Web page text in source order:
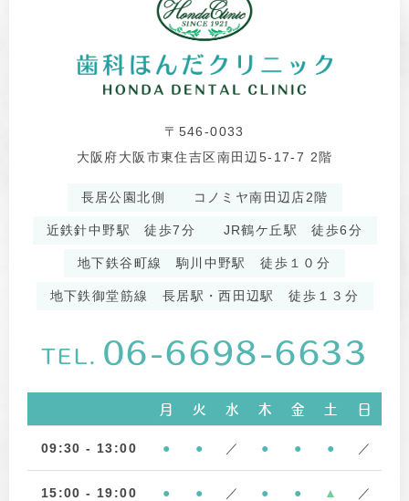
〒546-0033
大阪府大阪市東住吉区南田辺5-17-7 2階
長居公園北側 コノミヤ南田辺店2階
近鉄針中野駅 徒歩7分 JR鶴ケ丘駅 徒歩6分
地下鉄谷町線 駒川中野駅 徒歩１０分
地下鉄御堂筋線 長居駅・西田辺駅 徒歩１３分
TEL. 06-6698-6633
月 火 水 木 金 土 日
09:30 - 13:00 ● ● ／ ● ● ● ／
15:00 - 19:00 ● ● ／ ● ● ▲ ／